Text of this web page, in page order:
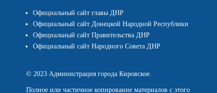
Официальный сайт главы ДНР
Официальный сайт Донецкой Народной Республики
Официальный сайт Правительства ДНР
Официальный сайт Народного Совета ДНР
© 2023 Администрация города Кировское.
Полное или частичное копирование материалов с этого